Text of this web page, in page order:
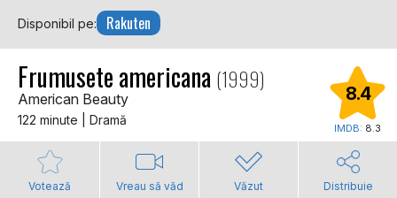
Disponibil pe: Rakuten
Frumusete americana (1999)
American Beauty
122 minute | Dramă
8.4
IMDB: 8.3
Votează Vreau să văd Văzut Distribuie